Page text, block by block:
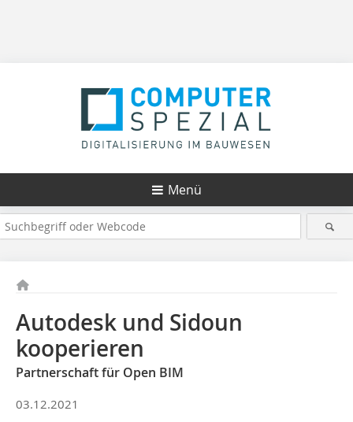
Menü
Autodesk und Sidoun
kooperieren
Partnerschaft für Open BIM
03.12.2021